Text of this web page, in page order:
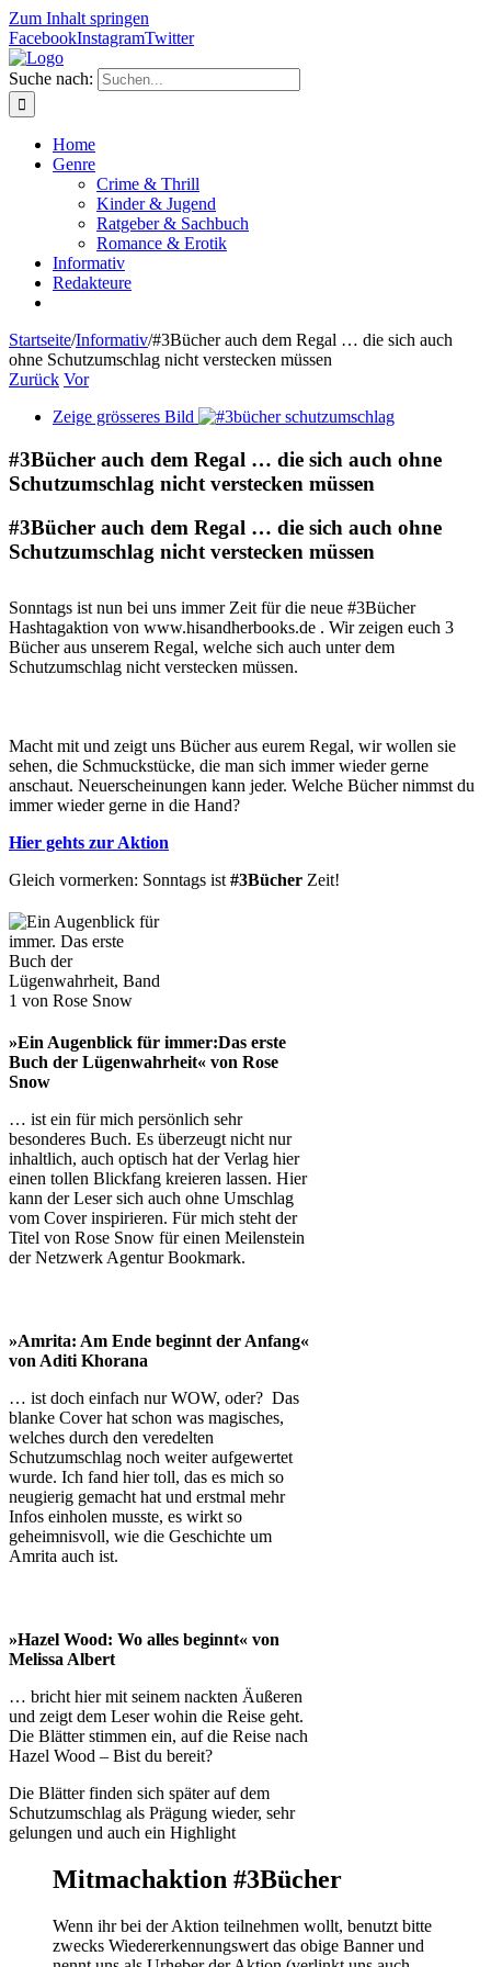
Zum Inhalt springen
FacebookInstagramTwitter
Suche nach:
Home
Genre
Crime & Thrill
Kinder & Jugend
Ratgeber & Sachbuch
Romance & Erotik
Informativ
Redakteure
Startseite/Informativ/#3Bücher auch dem Regal … die sich auch
ohne Schutzumschlag nicht verstecken müssen
Zurück Vor
Zeige grösseres Bild
#3Bücher auch dem Regal … die sich auch ohne
Schutzumschlag nicht verstecken müssen
#3Bücher auch dem Regal … die sich auch ohne
Schutzumschlag nicht verstecken müssen
Sonntags ist nun bei uns immer Zeit für die neue #3Bücher
Hashtagaktion von www.hisandherbooks.de . Wir zeigen euch 3
Bücher aus unserem Regal, welche sich auch unter dem
Schutzumschlag nicht verstecken müssen.
Macht mit und zeigt uns Bücher aus eurem Regal, wir wollen sie
sehen, die Schmuckstücke, die man sich immer wieder gerne
anschaut. Neuerscheinungen kann jeder. Welche Bücher nimmst du
immer wieder gerne in die Hand?
Hier gehts zur Aktion
Gleich vormerken: Sonntags ist#3Bücher Zeit!
»Ein Augenblick für immer:Das erste
Buch der Lügenwahrheit« von Rose
Snow
… ist ein für mich persönlich sehr
besonderes Buch. Es überzeugt nicht nur
inhaltlich, auch optisch hat der Verlag hier
einen tollen Blickfang kreieren lassen. Hier
kann der Leser sich auch ohne Umschlag
vom Cover inspirieren. Für mich steht der
Titel von Rose Snow für einen Meilenstein
der Netzwerk Agentur Bookmark.
»Amrita: Am Ende beginnt der Anfang«
von Aditi Khorana
… ist doch einfach nur WOW, oder? Das
blanke Cover hat schon was magisches,
welches durch den veredelten
Schutzumschlag noch weiter aufgewertet
wurde. Ich fand hier toll, das es mich so
neugierig gemacht hat und erstmal mehr
Infos einholen musste, es wirkt so
geheimnisvoll, wie die Geschichte um
Amrita auch ist.
»Hazel Wood: Wo alles beginnt« von
Melissa Albert
… bricht hier mit seinem nackten Äußeren
und zeigt dem Leser wohin die Reise geht.
Die Blätter stimmen ein, auf die Reise nach
Hazel Wood – Bist du bereit?
Die Blätter finden sich später auf dem
Schutzumschlag als Prägung wieder, sehr
gelungen und auch ein Highlight
Mitmachaktion #3Bücher
Wenn ihr bei der Aktion teilnehmen wollt, benutzt bitte
zwecks Wiedererkennungswert das obige Banner und